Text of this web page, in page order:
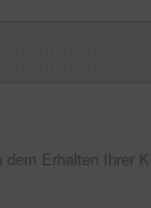
dem Erhalten Ihrer